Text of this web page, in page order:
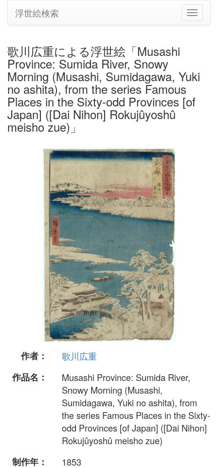
ナ
ビ
ン
の
り
浮世絵検索
歌川広重による浮世絵「Musashi
Province: Sumida River, Snowy
Morning (Musashi, Sumidagawa, Yuki
no ashita), from the series Famous
Places in the Sixty-odd Provinces [of
Japan] ([Dai Nihon] Rokujûyoshû
meisho zue)」
作者：
歌川広重
作品名：
Musashi Province: Sumida River,
Snowy Morning (Musashi,
Sumidagawa, Yuki no ashita), from
the series Famous Places in the Sixty-
odd Provinces [of Japan] ([Dai Nihon]
Rokujûyoshû meisho zue)
制作年：
1853